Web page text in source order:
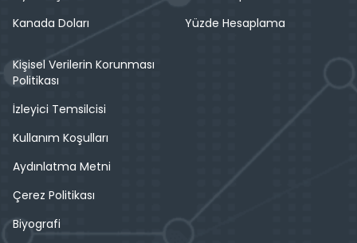
Kanada Doları
Yüzde Hesaplama
Kişisel Verilerin Korunması
Politikası
İzleyici Temsilcisi
Kullanım Koşulları
Aydınlatma Metni
Çerez Politikası
Biyografi